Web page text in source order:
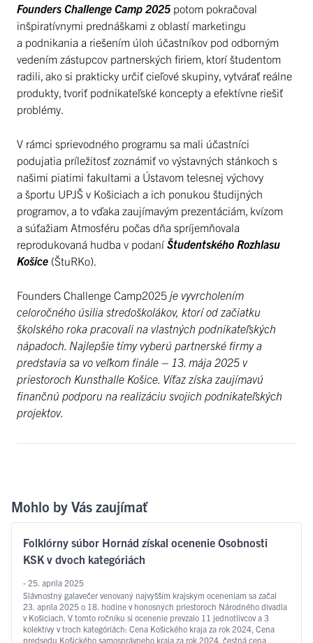
Founders Challenge Camp 2025 potom pokračoval
inšpiratívnymi prednáškami z oblastí marketingu
a podnikania a riešením úloh účastníkov pod odborným
vedením zástupcov partnerských firiem, ktorí študentom
radili, ako si prakticky určiť cieľové skupiny, vytvárať reálne
produkty, tvoriť podnikateľské koncepty a efektívne riešiť
problémy.
V rámci sprievodného programu sa mali účastníci
podujatia príležitosť zoznámiť vo výstavných stánkoch s
našimi piatimi fakultami a Ústavom telesnej výchovy
a športu UPJŠ v Košiciach a ich ponukou študijných
programov, a to vďaka zaujímavým prezentáciám, kvízom
a súťažiam Atmosféru počas dňa spríjemňovala
reprodukovaná hudba v podaníŠtudentského Rozhlasu
Košice (ŠtuRKo).
Founders Challenge Camp2025 je vyvrcholením
celoročného úsilia stredoškolákov, ktorí od začiatku
školského roka pracovali na vlastných podnikateľských
nápadoch. Najlepšie tímy vyberú partnerské firmy a
predstavia sa vo veľkom finále – 13. mája 2025 v
priestoroch Kunsthalle Košice. Víťaz získa zaujímavú
finančnú podporu na realizáciu svojich podnikateľských
projektov.
Mohlo by Vás zaujímať
Folklórny súbor Hornád získal ocenenie Osobnosti
KSK v dvoch kategóriách
- 25. apríla 2025
Slávnostný galavečer venovaný najvyšším krajským oceneniam sa začal
23. apríla 2025 o 18. hodine v honosných priestoroch Národného divadla
v Košiciach. V tomto ročníku si ocenenie prevzalo 11 jednotlivcov a 3
kolektívy v troch kategóriách: Cena Košického kraja za rok 2024, Cena
predsedu Košického samosprávneho kraja za rok 2024, čestná cena